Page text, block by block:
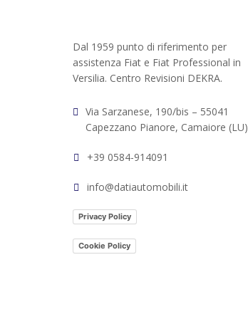
Dal 1959 punto di riferimento per
assistenza Fiat e Fiat Professional in
Versilia. Centro Revisioni DEKRA.
Via Sarzanese, 190/bis – 55041
Capezzano Pianore, Camaiore (LU)
+39 0584-914091
info@datiautomobili.it
Privacy Policy
Cookie Policy